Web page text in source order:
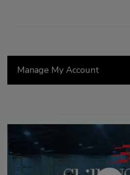
Manage My Account